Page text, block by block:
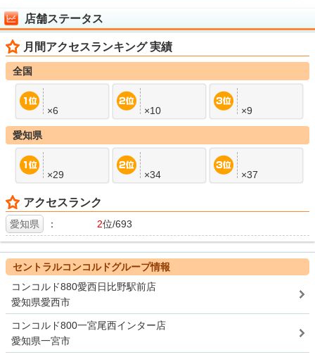
店舗ステータス
月間アクセスランキング 実績
全国
×6 ×10 ×9
愛知県
×29 ×34 ×37
アクセスランク
愛知県 ： 2位/693
セントラルコンコルドグループ情報
コンコルド880愛西日比野駅前店
愛知県愛西市
コンコルド800一宮尾西インター店
愛知県一宮市